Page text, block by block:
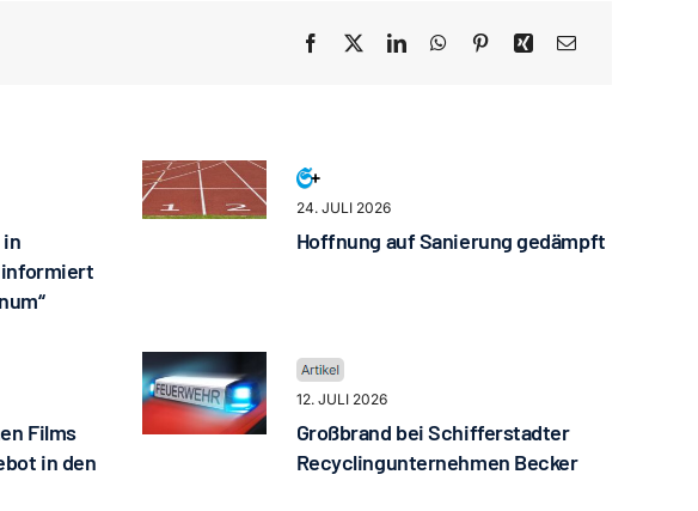
24. JULI 2026
Hoffnung auf Sanierung gedämpft
Films
in den
12. JULI 2026
Großbrand bei Schifferstadter
Recyclingunternehmen Becker